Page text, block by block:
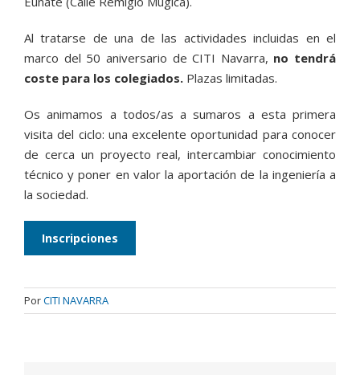
Al tratarse de una de las actividades incluidas en el
marco del 50 aniversario de CITI Navarra, no tendrá
coste para los colegiados. Plazas limitadas.
Os animamos a todos/as a sumaros a esta primera
visita del ciclo: una excelente oportunidad para conocer
de cerca un proyecto real, intercambiar conocimiento
técnico y poner en valor la aportación de la ingeniería a
la sociedad.
Inscripciones
PorCITI NAVARRA